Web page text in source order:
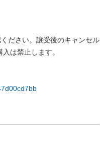
ださい。譲受後のキャンセル
は禁⽌します。